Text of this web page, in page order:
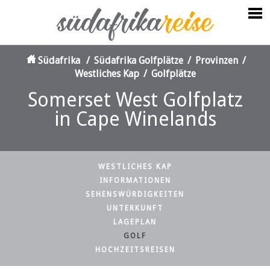
Somerset West Golfplatz
in Cape Winelands
Südafrika / Südafrika Golfplätze / Provinzen /
Westliches Kap / Golfplätze
WESTLICHES KAP
INFORMATIONEN
SEHENSWÜRDIGKEITEN
UNTERKUNFT
LAGEPLAN
GOLF
HOCHZEITSREISEN